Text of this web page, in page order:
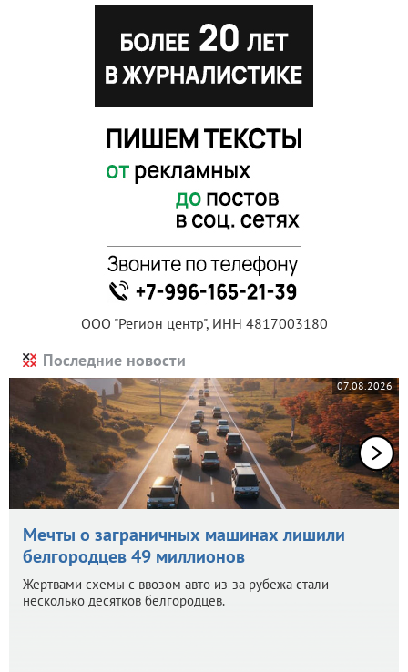
ООО "Регион центр", ИНН 4817003180
Последние новости
07.08.2026
Мечты о заграничных машинах лишили
белгородцев 49 миллионов
Жертвами схемы с ввозом авто из-за рубежа стали
несколько десятков белгородцев.